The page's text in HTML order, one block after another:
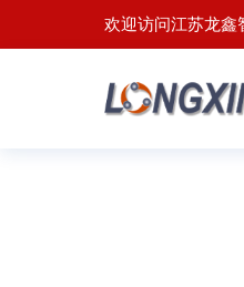
欢迎访问江苏龙鑫